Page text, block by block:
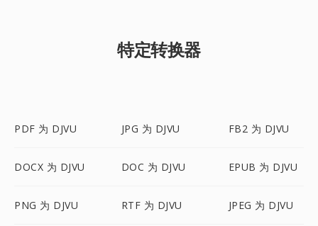
特定转换器
PDF 为 DJVU JPG 为 DJVU FB2 为 DJVU
DOCX 为 DJVU DOC 为 DJVU EPUB 为 DJVU
PNG 为 DJVU RTF 为 DJVU JPEG 为 DJVU